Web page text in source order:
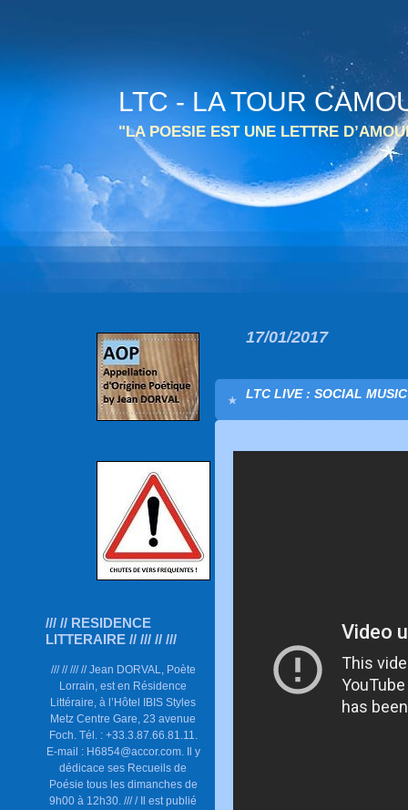
LTC - LA TOUR
"LA POESIE EST UNE LETTRE
/// // RESIDENCE
LITTERAIRE // /// // ///
/// // /// // Jean DORVAL, Poète
Lorrain, est en Résidence
Littéraire, à l’Hôtel IBIS Styles
Metz Centre Gare, 23 avenue
Foch. Tél. : +33.3.87.66.81.11.
E-mail : H6854@accor.com. Il y
dédicace ses Recueils de
Poésie tous les dimanches de
9h00 à 12h30. /// / Il est publié
17/01/2017
LTC LIVE : SOCIAL